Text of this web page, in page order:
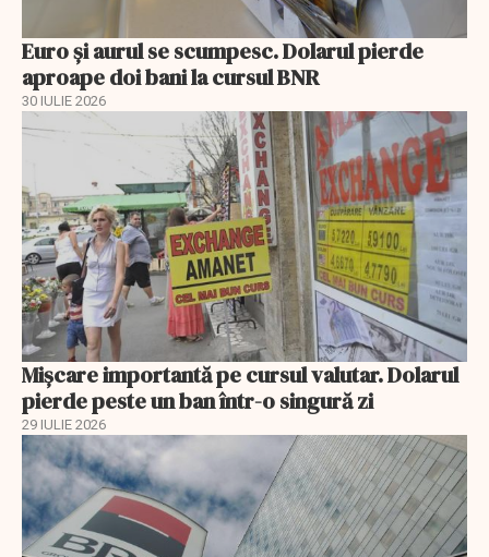
Euro și aurul se scumpesc. Dolarul pierde
aproape doi bani la cursul BNR
30 IULIE 2026
Mișcare importantă pe cursul valutar. Dolarul
pierde peste un ban într-o singură zi
29 IULIE 2026